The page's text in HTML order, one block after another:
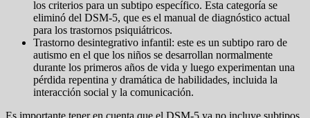
los criterios para un subtipo específico. Esta categoría se
eliminó del DSM-5, que es el manual de diagnóstico actual
para los trastornos psiquiátricos.
Trastorno desintegrativo infantil: este es un subtipo raro de
autismo en el que los niños se desarrollan normalmente
durante los primeros años de vida y luego experimentan una
pérdida repentina y dramática de habilidades, incluida la
interacción social y la comunicación.
Es importante tener en cuenta que el DSM-5 ya no incluye subtipos